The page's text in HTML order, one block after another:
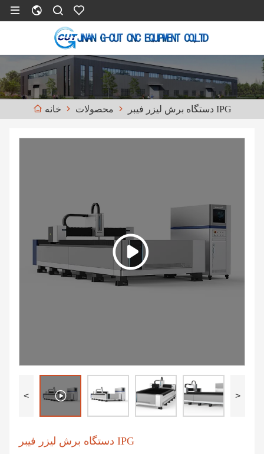
خانه محصولات دستگاه برش لیزر فیبر IPG
< >
دستگاه برش لیزر فیبر IPG